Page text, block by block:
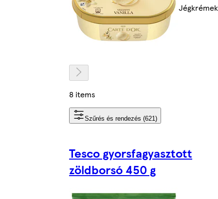
Jégkrémek
8 items
Szűrés és rendezés (621)
Tesco gyorsfagyasztott
zöldborsó 450 g